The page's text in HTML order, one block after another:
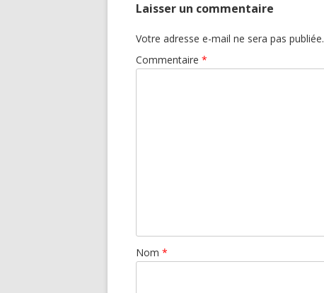
Laisser un commentaire
Votre adresse e-mail ne sera pas publiée.
Commentaire *
Nom *